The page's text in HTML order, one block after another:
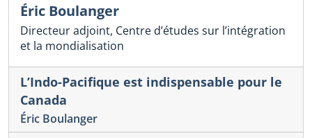
Éric Boulanger
Directeur adjoint, Centre d’études sur l’intégration
et la mondialisation
L’Indo-Pacifique est indispensable pour le
Canada
Éric Boulanger